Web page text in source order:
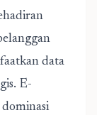
data
E-